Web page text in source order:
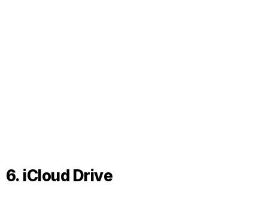
6. iCloud Drive